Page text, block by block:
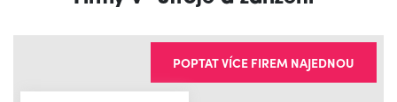
POPTAT VÍCE FIREM NAJEDNOU